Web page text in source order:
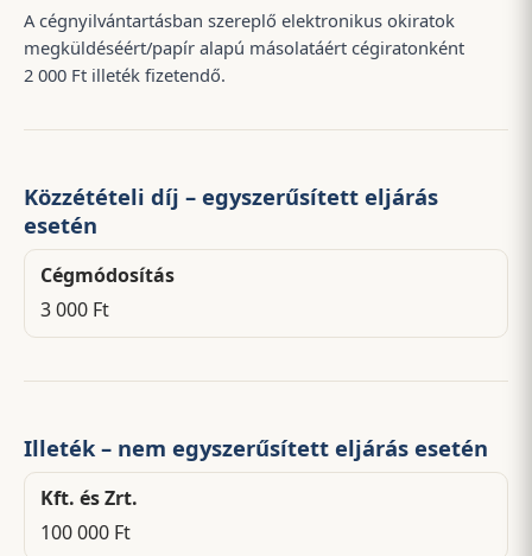
A cégnyilvántartásban szereplő elektronikus okiratok
megküldéséért/papír alapú másolatáért cégiratonként
2 000 Ft illeték fizetendő.
Közzétételi díj – egyszerűsített eljárás
esetén
Cégmódosítás
3 000 Ft
Illeték – nem egyszerűsített eljárás esetén
Kft. és Zrt.
100 000 Ft